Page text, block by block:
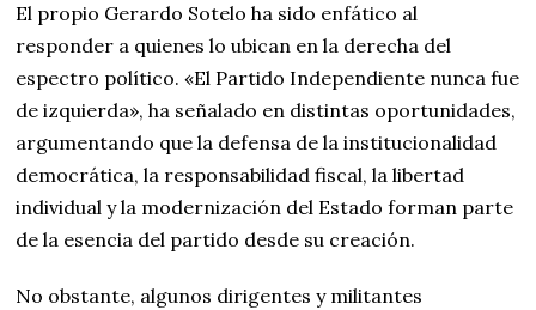
El propio Gerardo Sotelo ha sido enfático al
responder a quienes lo ubican en la derecha del
espectro político. «El Partido Independiente nunca fue
de izquierda», ha señalado en distintas oportunidades,
argumentando que la defensa de la institucionalidad
democrática, la responsabilidad fiscal, la libertad
individual y la modernización del Estado forman parte
de la esencia del partido desde su creación.
No obstante, algunos dirigentes y militantes